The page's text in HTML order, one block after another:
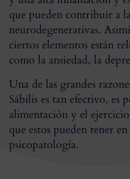
que pueden contribuir a
neurodegenerativas.
ciertos elementos están
como la ansiedad, la
Una de las grandes
Sábilis es tan efectivo, es
alimentación y el
que estos pueden tener
psicopatología.